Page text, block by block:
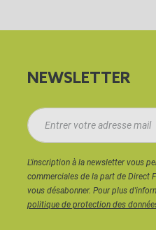
NEWSLETTER
L'inscription à la newsletter vous
commerciales de la part de Direct
vous désabonner. Pour plus
politique de protection des